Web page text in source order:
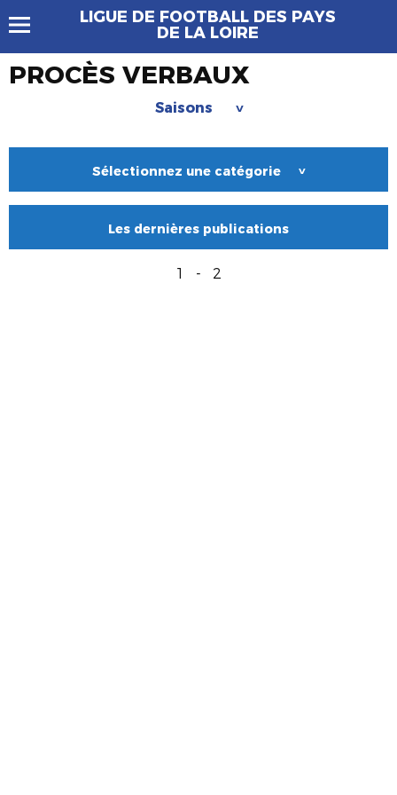
LIGUE DE FOOTBALL DES PAYS
DE LA LOIRE
PROCÈS VERBAUX
Saisons >
Sélectionnez une catégorie >
Les dernières publications
1 - 2